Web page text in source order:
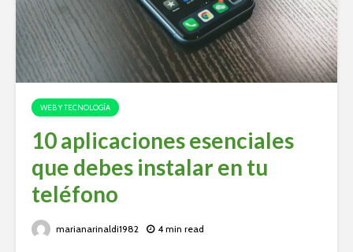
WEB Y TECNOLOGÍA
10 aplicaciones esenciales
que debes instalar en tu
teléfono
marianarinaldi1982 4 min read